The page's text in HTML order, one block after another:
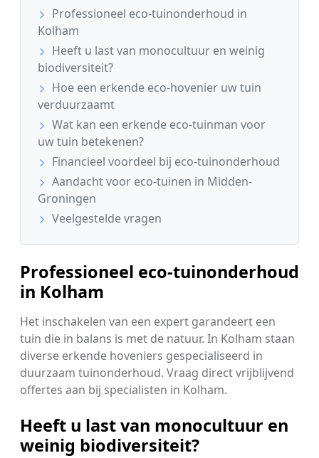
Professioneel eco-tuinonderhoud in
Kolham
Heeft u last van monocultuur en weinig
biodiversiteit?
Hoe een erkende eco-hovenier uw tuin
verduurzaamt
Wat kan een erkende eco-tuinman voor
uw tuin betekenen?
Financieel voordeel bij eco-tuinonderhoud
Aandacht voor eco-tuinen in Midden-
Groningen
Veelgestelde vragen
Professioneel eco-tuinonderhoud
in Kolham
Het inschakelen van een expert garandeert een
tuin die in balans is met de natuur. In Kolham staan
diverse erkende hoveniers gespecialiseerd in
duurzaam tuinonderhoud. Vraag direct vrijblijvend
offertes aan bij specialisten in Kolham.
Heeft u last van monocultuur en
weinig biodiversiteit?